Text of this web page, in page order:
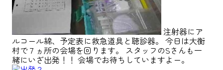
注射器にア
ルコール綿、予定表に救急道具と聴診器。 今日は大衡
村で７ヵ所の会場を回ります。 スタッフのSさんも一
緒にいざ出発！！ 会場でお待ちしていますよー。